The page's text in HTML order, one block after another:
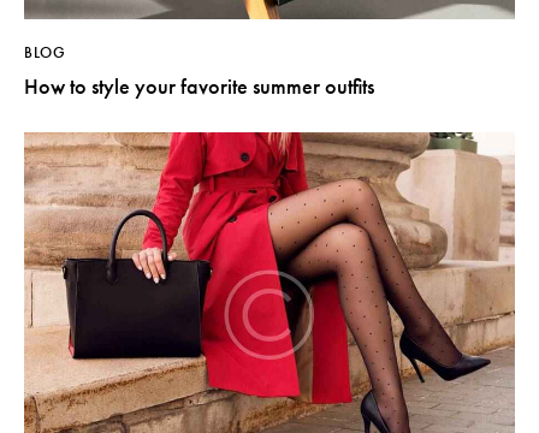
BLOG
How to style your favorite summer outfits